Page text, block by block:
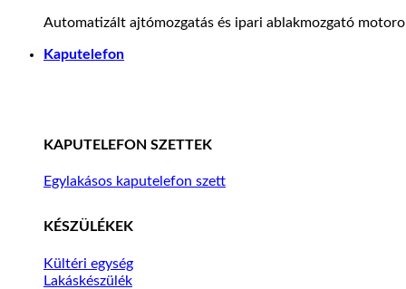
Automatizált ajtómozgatás és ipari ablakmozgató
Kaputelefon
KAPUTELEFON SZETTEK
Egylakásos kaputelefon szett
KÉSZÜLÉKEK
Kültéri egység
Lakáskészülék